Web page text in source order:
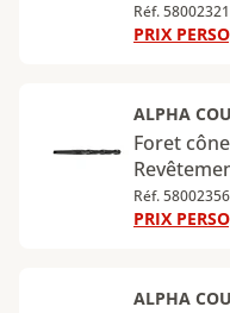
Réf. 58002321
PRIX
ALPHA
Foret
Réf. 58002356
PRIX
ALPHA